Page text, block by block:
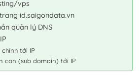
vps
id.saigondata.vn
quản lý DNS
chính tới IP
con (sub domain) tới IP